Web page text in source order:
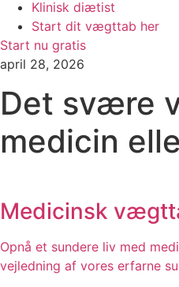
Klinisk diætist
Start dit vægttab her
Start nu gratis
april 28, 2026
Det svære
medicin
Medicinsk
Opnå et sundere liv med
vejledning af vores erfarne